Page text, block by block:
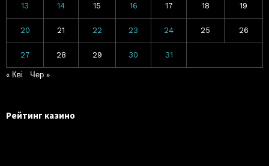
13 14 15 16 17 18 19
20 21 22 23 24 25 26
27 28 29 30 31
« Кві Чер »
Рейтинг казино